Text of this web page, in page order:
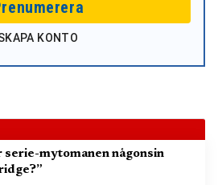
KONTO
serie-mytomanen någonsin